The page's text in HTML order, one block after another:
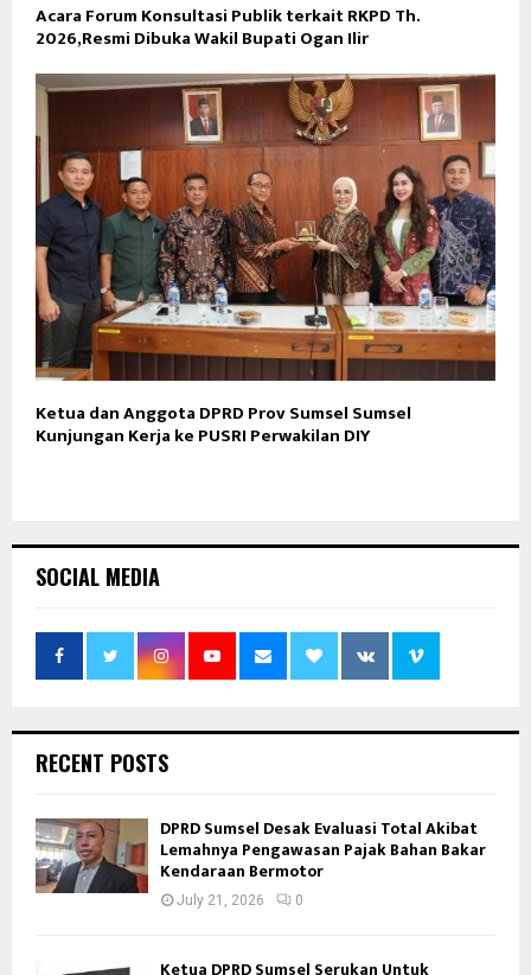
Acara Forum Konsultasi Publik terkait RKPD Th.
2026,Resmi Dibuka Wakil Bupati Ogan Ilir
Ketua dan Anggota DPRD Prov Sumsel Sumsel
Kunjungan Kerja ke PUSRI Perwakilan DIY
SOCIAL MEDIA
RECENT POSTS
DPRD Sumsel Desak Evaluasi Total Akibat
Lemahnya Pengawasan Pajak Bahan Bakar
Kendaraan Bermotor
July 21, 2026 0